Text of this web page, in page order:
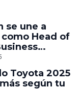
se une a
Head of
Toyota 2025
según tu